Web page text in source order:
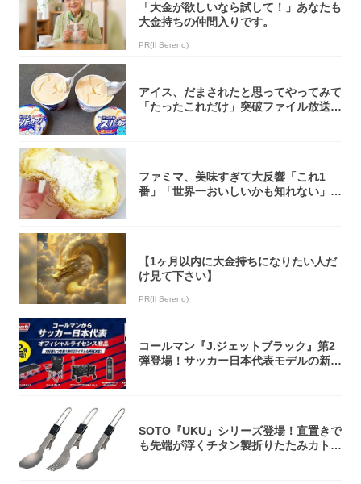
「大金が欲しいなら試して！」あなたも
大金持ちの仲間入りです。
PR(Il Sereno)
アイス、だまされたと思ってやってみて
「たったこれだけ」突破ファイル放送で
ファミマ、美味すぎて大反響「これ1
番」「世界一おいしいかも知れない」
【1ヶ月以内に大金持ちになりたい人だ
け見て下さい】
PR(Il Sereno)
コールマン『J.ジェットブラック』第2
弾登場！サッカー日本代表モデルの新作
SOTO『UKU』シリーズ登場！直置きで
も先端が浮くチタン製折りたたみカトラ